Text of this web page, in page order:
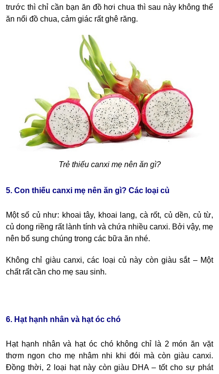
trước thì chỉ cần bạn ăn đồ hơi chua thì sau này không thể
ăn nổi đồ chua, cảm giác rất ghê răng.
Trẻ thiếu canxi mẹ nên ăn gì?
5. Con thiếu canxi mẹ nên ăn gì? Các loại củ
Một số củ như: khoai tây, khoai lang, cà rốt, củ dền, củ từ,
củ dong riềng rất lành tính và chứa nhiều canxi. Bởi vậy, mẹ
nên bổ sung chúng trong các bữa ăn nhé.
Không chỉ giàu canxi, các loại củ này còn giàu sắt – Một
chất rất cần cho mẹ sau sinh.
6. Hạt hạnh nhân và hạt óc chó
Hạt hạnh nhân và hạt óc chó không chỉ là 2 món ăn vặt
thơm ngon cho mẹ nhâm nhi khi đói mà còn giàu canxi.
Đồng thời, 2 loại hạt này còn giàu DHA – tốt cho sự phát